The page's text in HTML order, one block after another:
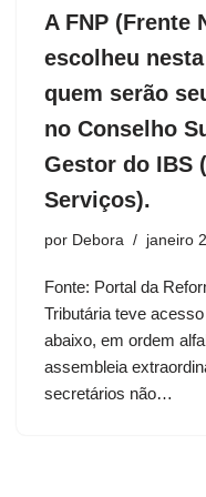
A FNP (Frente
escolheu
quem serão
no Conselho
Gestor do IBS
Serviços).
por Debora janeiro
Fonte: Portal da
Tributária teve
abaixo, em ordem
assembleia
secretários não…